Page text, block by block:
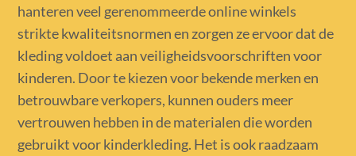
hanteren veel gerenommeerde online winkels
strikte kwaliteitsnormen en zorgen ze ervoor dat de
kleding voldoet aan veiligheidsvoorschriften voor
kinderen. Door te kiezen voor bekende merken en
betrouwbare verkopers, kunnen ouders meer
vertrouwen hebben in de materialen die worden
gebruikt voor kinderkleding. Het is ook raadzaam